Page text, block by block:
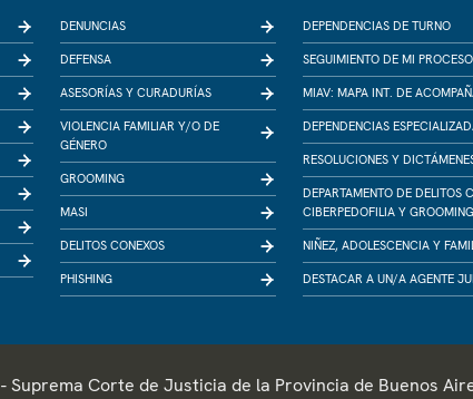
DENUNCIAS
DEFENSA
ASESORÍAS Y CURADURÍAS
VIOLENCIA FAMILIAR Y/O DE
GÉNERO
GROOMING
MASI
DELITOS CONEXOS
PHISHING
DEPENDENCIAS DE TURNO
SEGUIMIENTO DE MI
MIAV: MAPA INT. DE
DEPENDENCIAS
RESOLUCIONES Y
DEPARTAMENTO DE DELITOS
CIBERPEDOFILIA Y GROOMING
NIÑEZ, ADOLESCENCIA Y
DESTACAR A UN/A AGENTE
Corte de Justicia de la Provincia de Buenos